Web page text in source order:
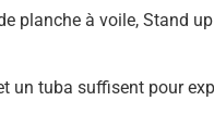
planche à voile, Stand
un tuba suffisent pour